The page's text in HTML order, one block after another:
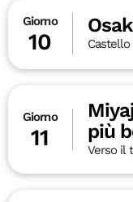
Giorno
10
Giorno
11
più
Verso il